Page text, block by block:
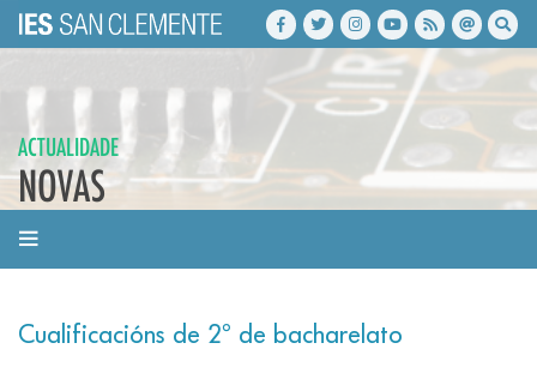
ACTUALIDADE
NOVAS
Cualificacións de 2º de bacharelato